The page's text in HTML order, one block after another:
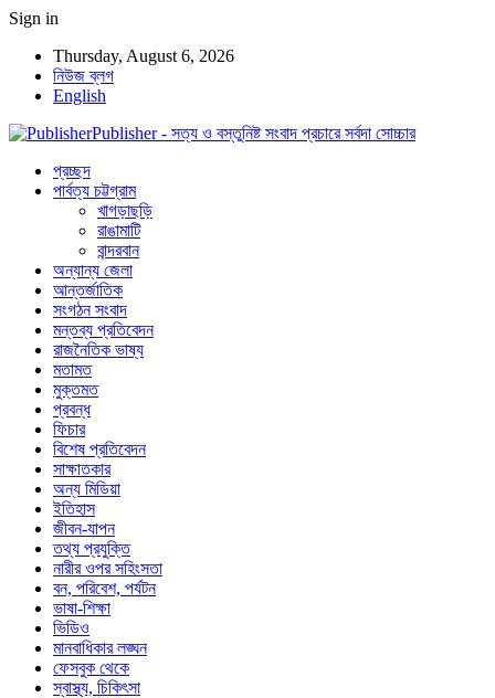
Sign in
Thursday, August 6, 2026
নিউজ ব্লগ
English
Publisher - সত্য ও বস্তুনিষ্ট সংবাদ প্রচারে সর্বদা সোচ্চার
প্রচ্ছদ
পার্বত্য চট্টগ্রাম
খাগড়াছড়ি
রাঙামাটি
বান্দরবান
অন্যান্য জেলা
আন্তর্জাতিক
সংগঠন সংবাদ
মন্তব্য প্রতিবেদন
রাজনৈতিক ভাষ্য
মতামত
মুক্তমত
প্রবন্ধ
ফিচার
বিশেষ প্রতিবেদন
সাক্ষাতকার
অন্য মিডিয়া
ইতিহাস
জীবন-যাপন
তথ্য প্রযুক্তি
নারীর ওপর সহিংসতা
বন, পরিবেশ, পর্যটন
ভাষা-শিক্ষা
ভিডিও
মানবাধিকার লঙ্ঘন
ফেসবুক থেকে
স্বাস্থ্য, চিকিৎসা